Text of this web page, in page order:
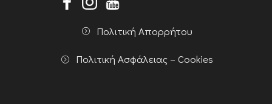
Πολιτική Απορρήτου
Πολιτική Ασφάλειας – Cookies